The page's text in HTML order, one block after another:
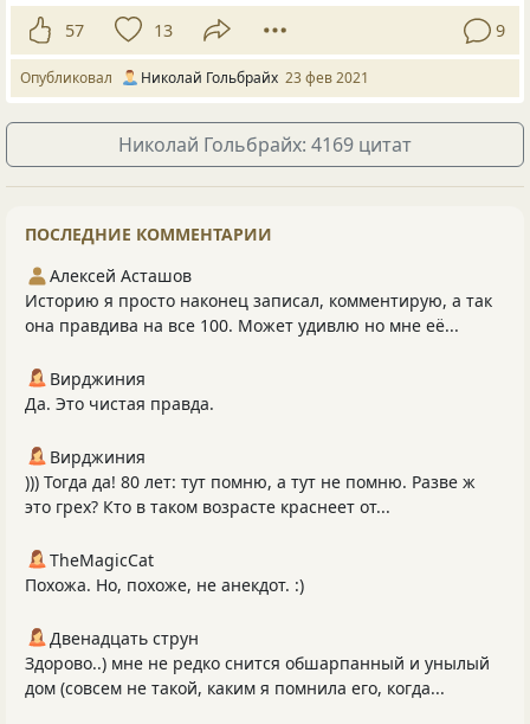
57 13 9
Опубликовал Николай Гольбрайх 23 фев 2021
Николай Гольбрайх: 4169 цитат
ПОСЛЕДНИЕ КОММЕНТАРИИ
Алексей Асташов
Историю я просто наконец записал, комментирую, а так
она правдива на все 100. Может удивлю но мне её...
Вирджиния
Да. Это чистая правда.
Вирджиния
))) Тогда да! 80 лет: тут помню, а тут не помню. Разве ж
это грех? Кто в таком возрасте краснеет от...
TheMagicCat
Похожа. Но, похоже, не анекдот. :)
Двенадцать струн
Здорово..) мне не редко снится обшарпанный и унылый
дом (совсем не такой, каким я помнила его, когда...